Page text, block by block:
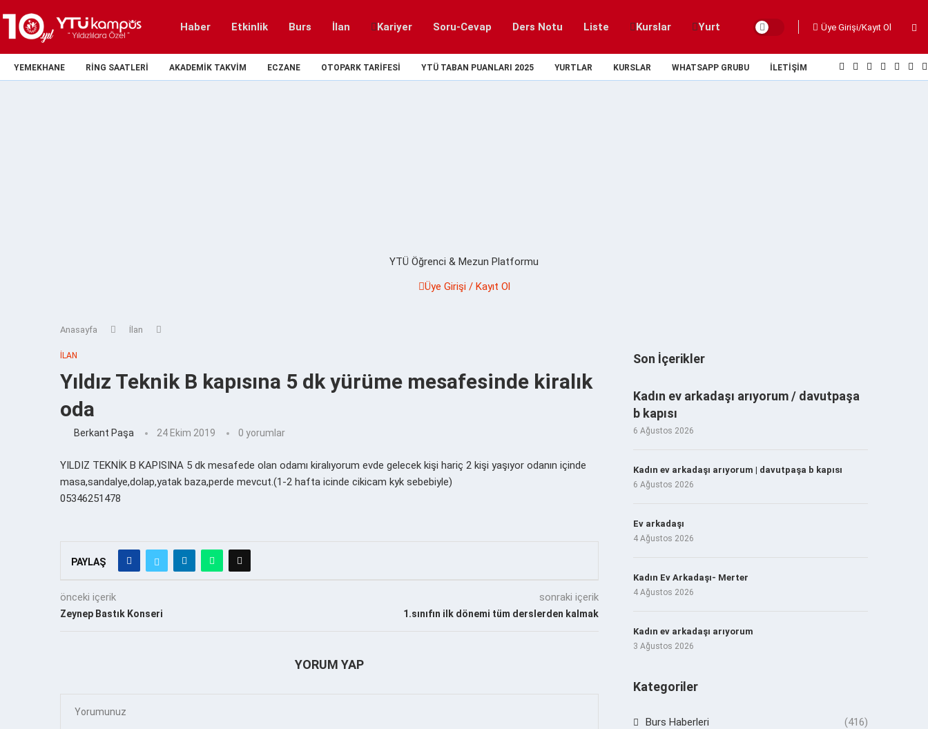
Haber Etkinlik Burs İlan Kariyer Soru-Cevap Ders Notu Liste Kurslar Yurt Üye Girişi/Kayıt Ol
YEMEKHANE RING SAATLERI AKADEMIK TAKVIM ECZANE OTOPARK TARIFESI YTÜ TABAN PUANLARI 2025 YURTLAR KURSLAR WHATSAPP GRUBU İLETIŞIM
YTÜ Öğrenci & Mezun Platformu
Üye Girişi / Kayıt Ol
Anasayfa İlan
İLAN
Yıldız Teknik B kapısına 5 dk yürüme mesafesinde kiralık
oda
Berkant Paşa 24 Ekim 2019 0 yorumlar
YILDIZ TEKNİK B KAPISINA 5 dk mesafede olan odamı kiralıyorum evde gelecek kişi hariç 2 kişi yaşıyor odanın içinde
masa,sandalye,dolap,yatak baza,perde mevcut.(1-2 hafta icinde cikicam kyk sebebiyle)
05346251478
PAYLAŞ
önceki içerik
Zeynep Bastık Konseri
sonraki içerik
1.sınıfın ilk dönemi tüm derslerden kalmak
YORUM YAP
Son İçerikler
Kadın ev arkadaşı arıyorum / davutpaşa
b kapısı
6 Ağustos 2026
Kadın ev arkadaşı arıyorum | davutpaşa b kapısı
6 Ağustos 2026
Ev arkadaşı
4 Ağustos 2026
Kadın Ev Arkadaşı- Merter
4 Ağustos 2026
Kadın ev arkadaşı arıyorum
3 Ağustos 2026
Kategoriler
Burs Haberleri (416)